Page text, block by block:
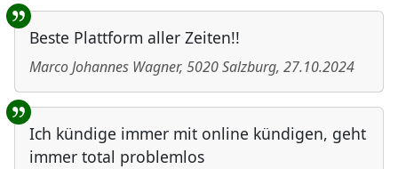
Beste Plattform aller Zeiten!!
Marco Johannes Wagner, 5020Salzburg, 27.10.2024
Ich kündige immer mit online kündigen, geht
immer total problemlos